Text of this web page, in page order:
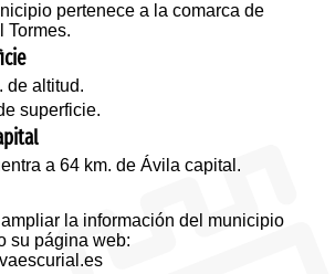
pertenece a la comarca de
Tormes.
de altitud.
superficie.
a 64 km. de Ávila capital.
la información del municipio
su página web: